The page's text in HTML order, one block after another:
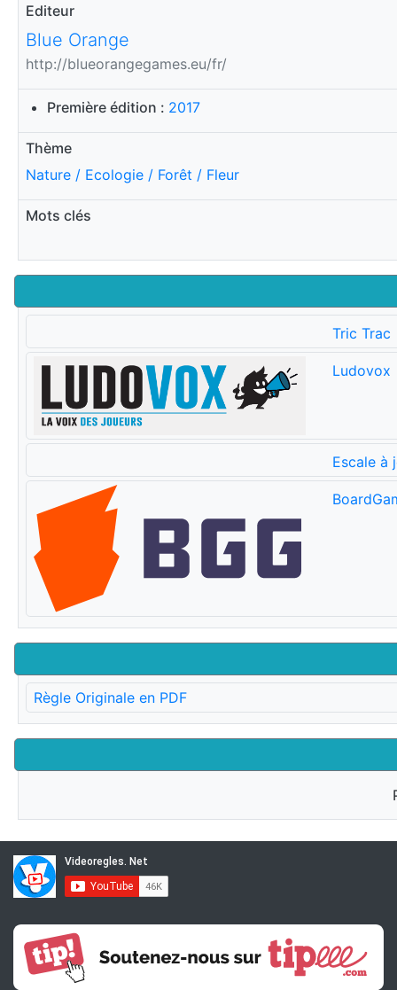
Editeur
Blue Orange
http://blueorangegames.eu/fr/
Première édition : 2017
Thème
Nature / Ecologie / Forêt / Fleur
Mots clés
Tric Trac
Ludovox
Escale à
Règle Originale en PDF